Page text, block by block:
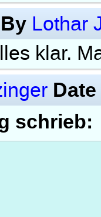
By Lothar
klar.
Date
schrieb: